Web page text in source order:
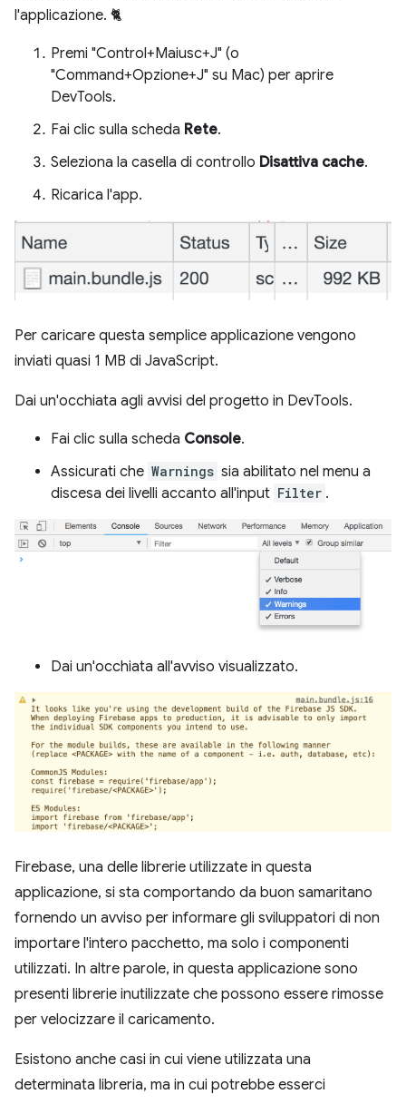
l'applicazione. 🐈
Premi "Control+Maiusc+J" (o
"Command+Opzione+J" su Mac) per aprire
DevTools.
Fai clic sulla scheda Rete.
Seleziona la casella di controllo Disattiva cache.
Ricarica l'app.
Per caricare questa semplice applicazione vengono
inviati quasi 1 MB di JavaScript.
Dai un'occhiata agli avvisi del progetto in DevTools.
Fai clic sulla scheda Console.
Assicurati che Warnings sia abilitato nel menu a
discesa dei livelli accanto all'input Filter .
Dai un'occhiata all'avviso visualizzato.
Firebase, una delle librerie utilizzate in questa
applicazione, si sta comportando da buon samaritano
fornendo un avviso per informare gli sviluppatori di non
importare l'intero pacchetto, ma solo i componenti
utilizzati. In altre parole, in questa applicazione sono
presenti librerie inutilizzate che possono essere rimosse
per velocizzare il caricamento.
Esistono anche casi in cui viene utilizzata una
determinata libreria, ma in cui potrebbe esserci